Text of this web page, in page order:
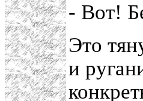
- Вот!
Это
и